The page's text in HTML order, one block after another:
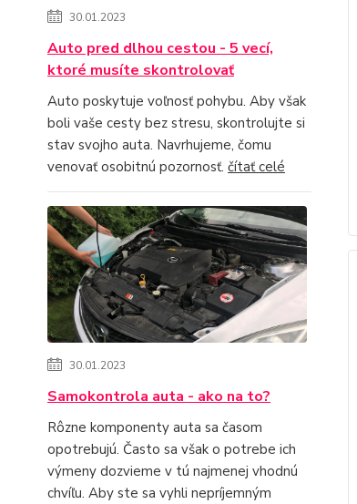
30.01.2023
Auto pred dlhou cestou - 5 vecí,
ktoré musíte skontrolovať
Auto poskytuje voľnosť pohybu. Aby však
boli vaše cesty bez stresu, skontrolujte si
stav svojho auta. Navrhujeme, čomu
venovať osobitnú pozornosť. čítať celé
30.01.2023
Samokontrola auta - ako na to?
Rôzne komponenty auta sa časom
opotrebujú. Často sa však o potrebe ich
výmeny dozvieme v tú najmenej vhodnú
chvíľu. Aby ste sa vyhli nepríjemným